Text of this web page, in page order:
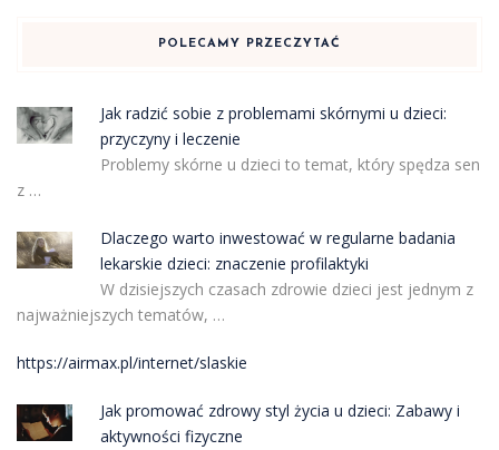
POLECAMY PRZECZYTAĆ
Jak radzić sobie z problemami skórnymi u dzieci:
przyczyny i leczenie
Problemy skórne u dzieci to temat, który spędza sen
z …
Dlaczego warto inwestować w regularne badania
lekarskie dzieci: znaczenie profilaktyki
W dzisiejszych czasach zdrowie dzieci jest jednym z
najważniejszych tematów, …
https://airmax.pl/internet/slaskie
Jak promować zdrowy styl życia u dzieci: Zabawy i
aktywności fizyczne